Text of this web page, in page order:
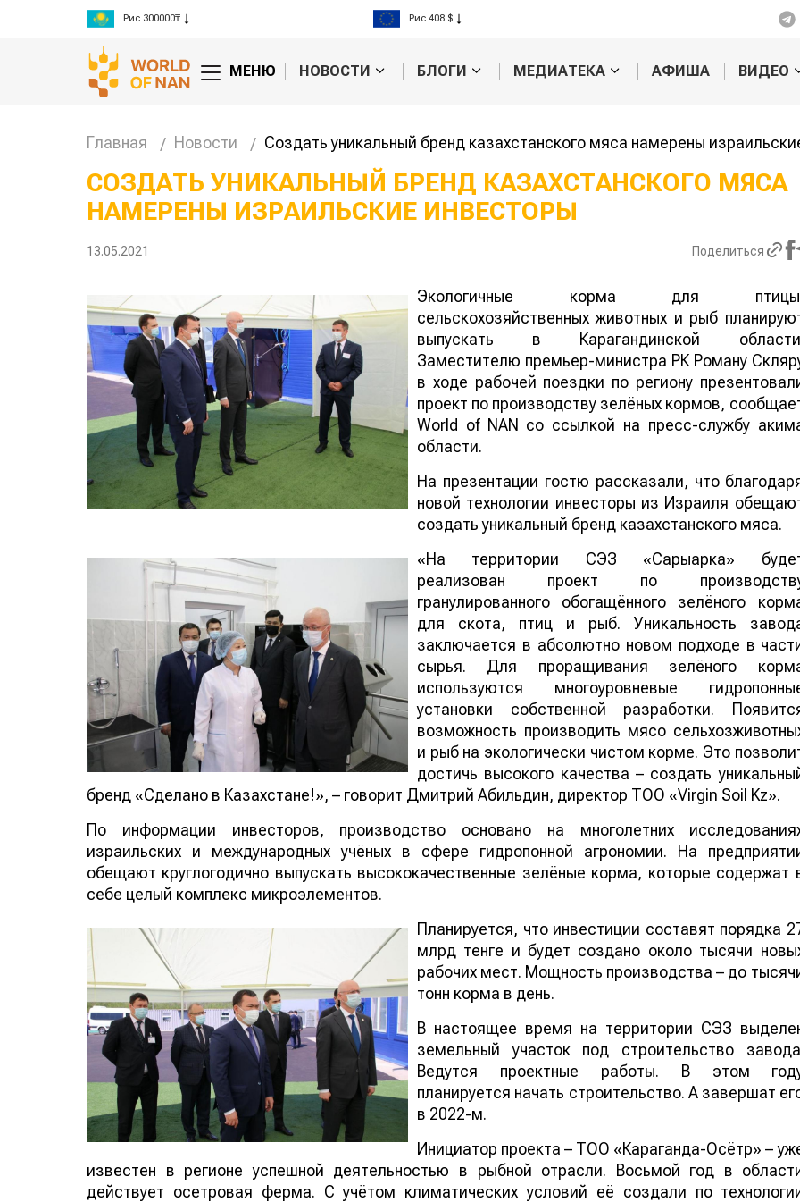
Пшеница 3 класс 125000₸
Ячмень 130000₸
Кукуруза 150000₸
Рис 300000₸
Пшеница 423 $
Ячмень 330 $
Рис 408 $
МЕНЮ НОВОСТИ БЛОГИ МЕДИАТЕКА АФИША ВИДЕО
Главная Новости Создать уникальный бренд казахстанского мяса намерены
СОЗДАТЬ УНИКАЛЬНЫЙ БРЕНД КАЗАХСТАНСКОГО МЯСА
НАМЕРЕНЫ ИЗРАИЛЬСКИЕ ИНВЕСТОРЫ
13.05.2021 Поделиться
Экологичные корма для
сельскохозяйственных животных и рыб
выпускать в Карагандинской
Заместителю премьер-министра РК Роману
в ходе рабочей поездки по региону
проект по производству зелёных кормов,
World of NAN со ссылкой на пресс-службу
области.
На презентации гостю рассказали, что
новой технологии инвесторы из Израиля
создать уникальный бренд казахстанского мяса.
«На территории СЭЗ «Сарыарка»
реализован проект по
гранулированного обогащённого зелёного
для скота, птиц и рыб. Уникальность
заключается в абсолютно новом подходе в
сырья. Для проращивания зелёного
используются многоуровневые
установки собственной разработки.
возможность производить мясо
и рыб на экологически чистом корме. Это
достичь высокого качества – создать
бренд «Сделано в Казахстане!», – говорит Дмитрий Абильдин, директор ТОО «Virgin Soil Kz».
По информации инвесторов, производство основано на многолетних
израильских и международных учёных в сфере гидропонной агрономии. На
обещают круглогодично выпускать высококачественные зелёные корма, которые содержат
себе целый комплекс микроэлементов.
Планируется, что инвестиции составят порядка
млрд тенге и будет создано около тысячи
рабочих мест. Мощность производства – до
тонн корма в день.
В настоящее время на территории СЭЗ
земельный участок под строительство
Ведутся проектные работы. В этом
планируется начать строительство. А завершат
в 2022-м.
Инициатор проекта – ТОО «Караганда-Осётр» –
известен в регионе успешной деятельностью в рыбной отрасли. Восьмой год в
действует осетровая ферма. С учётом климатических условий её создали по
Кто успел, тот и
используют